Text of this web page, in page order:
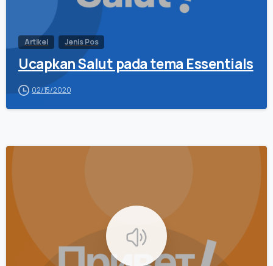
Artikel Jenis Pos
Ucapkan Salut pada tema Essentials
02/15/2020